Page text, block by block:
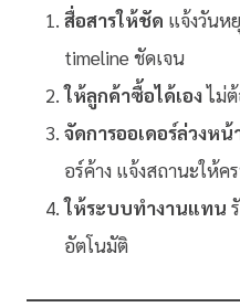
สื่อสารให้ชัด แจ้งวันห
timeline ชัดเจน
ให้ลูกค้าซื้อได้เองไม่
จัดการออเดอร์ล่วงหน้
อร์ค้าง แจ้งสถานะให้ค
ให้ระบบทำงานแทน
อัตโนมัติ